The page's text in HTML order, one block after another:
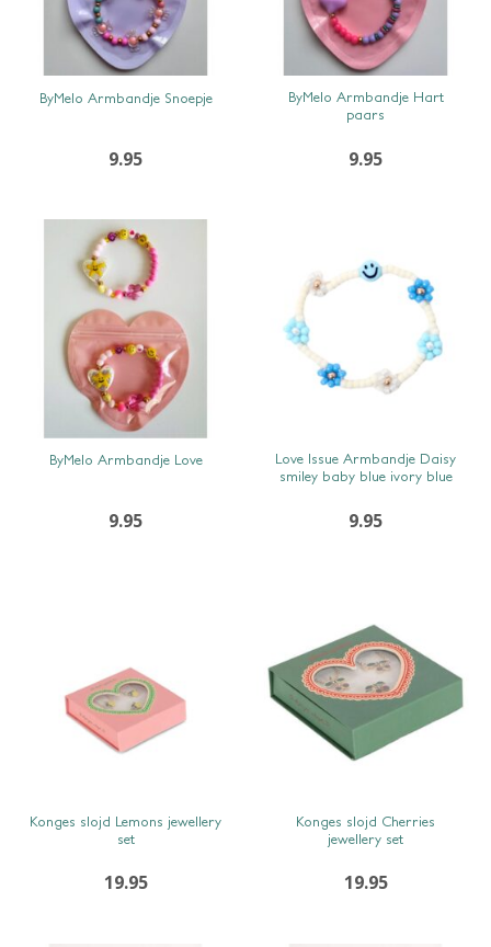
ByMelo Armbandje Snoepje
9.95
SNEL BEKIJKEN
ByMelo Armbandje Hart
paars
9.95
ByMelo Armbandje Love
9.95
SNEL BEKIJKEN
Love Issue Armbandje Daisy
smiley baby blue ivory blue
9.95
Konges slojd Lemons jewellery
set
19.95
Konges slojd Cherries
jewellery set
19.95